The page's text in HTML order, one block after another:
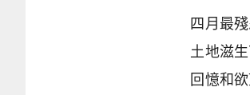
四月最
土地滋
回憶和